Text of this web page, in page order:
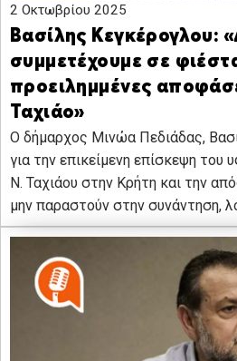
2 Οκτωβρίου 2025
Βασίλης Κεγκέρογλου:
συμμετέχουμε σε
προειλημμένες
Ταχιάο»
Ο δήμαρχος Μινώα Πεδιάδας,
για την επικείμενη επίσκεψη
Ν. Ταχιάου στην Κρήτη και την
μην παραστούν στην συνάντηση,